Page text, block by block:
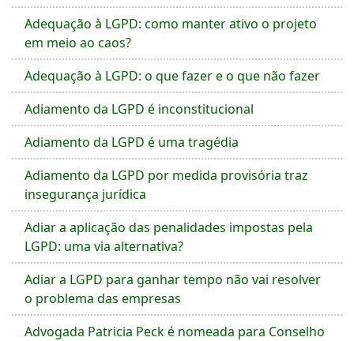
Adequação à LGPD: como manter ativo o projeto
em meio ao caos?
Adequação à LGPD: o que fazer e o que não fazer
Adiamento da LGPD é inconstitucional
Adiamento da LGPD é uma tragédia
Adiamento da LGPD por medida provisória traz
insegurança jurídica
Adiar a aplicação das penalidades impostas pela
LGPD: uma via alternativa?
Adiar a LGPD para ganhar tempo não vai resolver
o problema das empresas
Advogada Patricia Peck é nomeada para Conselho